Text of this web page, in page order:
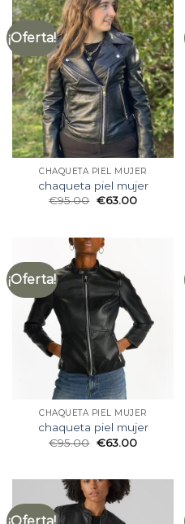
¡Oferta!
CHAQUETA PIEL MUJER
chaqueta piel mujer
€95.00 €63.00
¡Oferta!
CHAQUETA PIEL MUJER
chaqueta piel mujer
€95.00 €63.00